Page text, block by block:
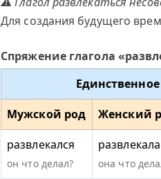
Для создания будущего
Спряжение глагола
Мужской род Женский
развлекался
он что делал? она что